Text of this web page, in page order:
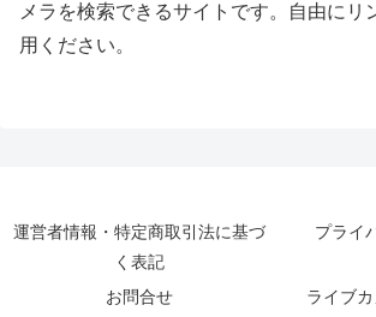
メラを検索できるサイトです。自由にリ
用ください。
運営者情報・特定商取引法に基づ
く表記
プライ
お問合せ ライブ